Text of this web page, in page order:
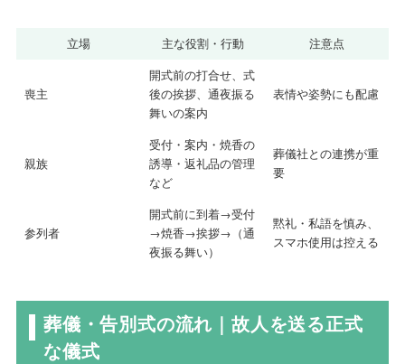
立場 主な役割・行動 注意点
喪主
開式前の打合せ、式
後の挨拶、通夜振る
舞いの案内
表情や姿勢にも配慮
親族
受付・案内・焼香の
誘導・返礼品の管理
など
葬儀社との連携が重
要
参列者
開式前に到着→受付
→焼香→挨拶→（通
夜振る舞い）
黙礼・私語を慎み、
スマホ使用は控える
葬儀・告別式の流れ｜故人を送る正式
な儀式